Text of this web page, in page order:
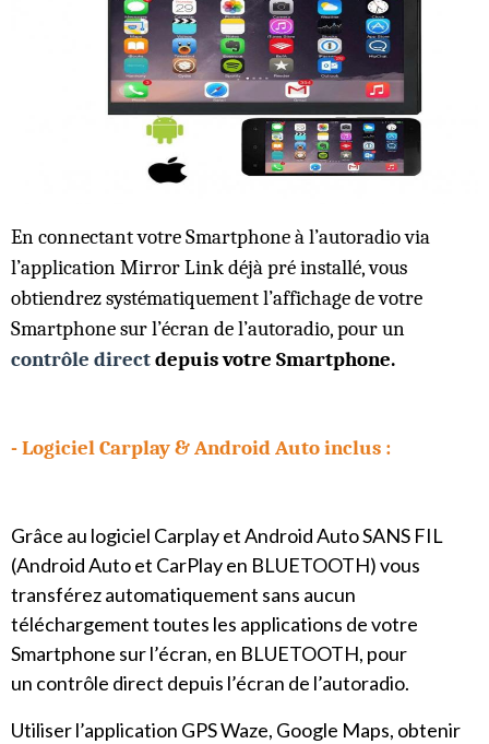
En connectant votre Smartphone à l’autoradio via
l’application Mirror Link déjà pré installé, vous
obtiendrez systématiquement l’affichage de votre
Smartphone sur l’écran de l’autoradio, pour un
contrôle directdepuis votre Smartphone.
- LogicielCarplay & Android Auto inclus :
Grâce au logiciel Carplay et Android Auto SANS FIL
(Android Auto et CarPlay en BLUETOOTH) vous
transférez automatiquement sans aucun
téléchargement toutes les applications de votre
Smartphone sur l’écran, en BLUETOOTH, pour
un contrôle direct depuis l’écran de l’autoradio.
Utiliser l’application GPS Waze, Google Maps, obtenir